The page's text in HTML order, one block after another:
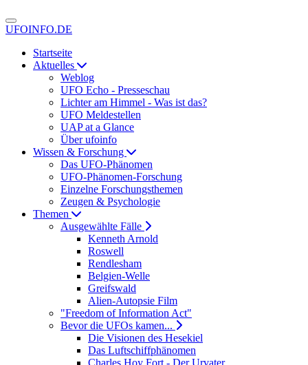
UFOINFO.DE
Startseite
Aktuelles
Weblog
UFO Echo - Presseschau
Lichter am Himmel - Was ist das?
UFO Meldestellen
UAP at a Glance
Über ufoinfo
Wissen & Forschung
Das UFO-Phänomen
UFO-Phänomen-Forschung
Einzelne Forschungsthemen
Zeugen & Psychologie
Themen
Ausgewählte Fälle
Kenneth Arnold
Roswell
Rendlesham
Belgien-Welle
Greifswald
Alien-Autopsie Film
"Freedom of Information Act"
Bevor die UFOs kamen...
Die Visionen des Hesekiel
Das Luftschiffphänomen
Charles Hoy Fort - Der Urvater